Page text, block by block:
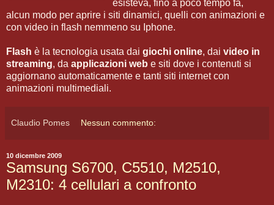
esisteva, fino a poco tempo fa,
alcun modo per aprire i siti dinamici, quelli con animazioni e
con video in flash nemmeno su Iphone.
Flash è la tecnologia usata dai giochi online, dai video in
streaming, da applicazioni web e siti dove i contenuti si
aggiornano automaticamente e tanti siti internet con
animazioni multimediali.
Claudio Pomes Nessun commento:
10 dicembre 2009
Samsung S6700, C5510, M2510,
M2310: 4 cellulari a confronto